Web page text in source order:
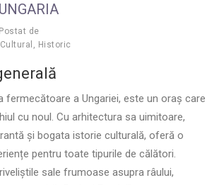
Postat de
Cultural , Historic
fermecătoare a Ungariei, este un oraș care
cu noul. Cu arhitectura sa uimitoare,
și bogata istorie culturală, oferă o
pentru toate tipurile de călători.
sale frumoase asupra râului,